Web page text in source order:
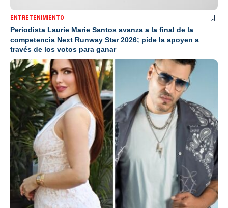
ENTRETENIMIENTO
Periodista Laurie Marie Santos avanza a la final de la
competencia Next Runway Star 2026; pide la apoyen a
través de los votos para ganar